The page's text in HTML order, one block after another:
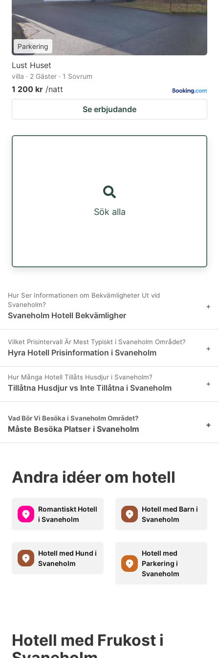
Parkering
Lust Huset
villa · 2 Gäster · 1 Sovrum
1 200 kr /natt
Se erbjudande
Sök alla
Hur Ser Informationen om Bekvämligheter Ut vid
Svaneholm?
Svaneholm Hotell Bekvämligher
+
Vilket Prisintervall Är Mest Typiskt i Svaneholm Området?
Hyra Hotell Prisinformation i Svaneholm +
Hur Många Hotell Tillåts Husdjur i Svaneholm?
Tillåtna Husdjur vs Inte Tillåtna i Svaneholm +
Vad Bör Vi Besöka i Svaneholm Området?
Måste Besöka Platser i Svaneholm +
Andra idéer om hotell
Romantiskt Hotell
i Svaneholm
Hotell med Barn i
Svaneholm
Hotell med Hund i
Svaneholm
Hotell med
Parkering i
Svaneholm
Hotell med Frukost i